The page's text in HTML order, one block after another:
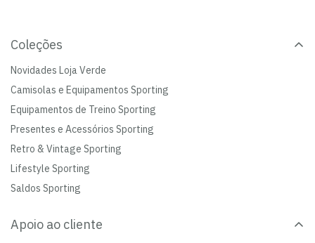
Coleções
Novidades Loja Verde
Camisolas e Equipamentos Sporting
Equipamentos de Treino Sporting
Presentes e Acessórios Sporting
Retro & Vintage Sporting
Lifestyle Sporting
Saldos Sporting
Apoio ao cliente